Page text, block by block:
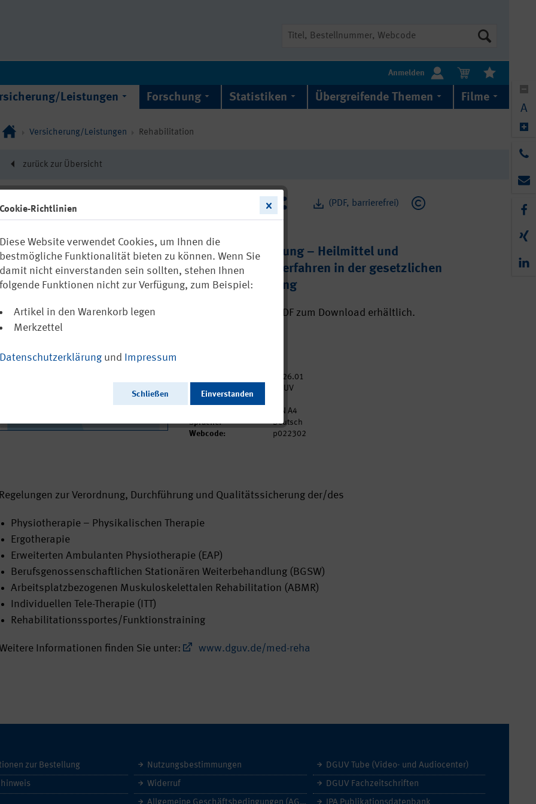
Anmelden
Leistungen Forschung Statistiken Übergreifende Themen Filme
Versicherung/Leistungen Rehabilitation
zurück zur Übersicht
(PDF, barrierefrei)
Handlungsanleitung – Heilmittel und
Rehabilitationsverfahren in der gesetzlichen
Unfallversicherung
Ausschließlich als PDF zum Download erhältlich.
2026.01
DGUV
DIN A4
Sprache:
Deutsch
Webcode:
p022302
Regelungen zur Verordnung, Durchführung und Qualitätssicherung der/des
Physiotherapie – Physikalischen Therapie
Ergotherapie
Erweiterten Ambulanten Physiotherapie (EAP)
Berufsgenossenschaftlichen Stationären Weiterbehandlung (BGSW)
Arbeitsplatzbezogenen Muskuloskelettalen Rehabilitation (ABMR)
Individuellen Tele-Therapie (ITT)
Rehabilitationssportes/Funktionstraining
Informationen finden Sie unter: www.dguv.de/med-reha
zur Bestellung Nutzungsbestimmungen
Widerruf
DGUV Tube (Video- und Audiocenter)
DGUV Fachzeitschriften
A
Cookie-Richtlinien
Diese Website verwendet Cookies, um Ihnen die
bestmögliche Funktionalität bieten zu können. Wenn Sie
damit nicht einverstanden sein sollten, stehen Ihnen
folgende Funktionen nicht zur Verfügung, zum Beispiel:
Artikel in den Warenkorb legen
Merkzettel
Datenschutzerklärung und Impressum
Schließen Einverstanden